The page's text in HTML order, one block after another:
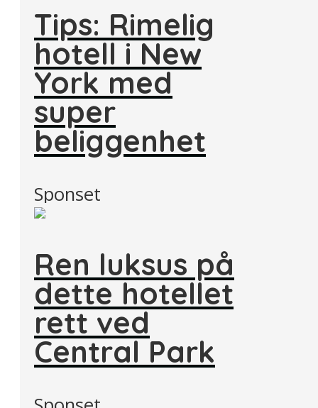
Tips: Rimelig
hotell i New
York med
super
beliggenhet
Sponset
Ren luksus på
dette hotellet
rett ved
Central Park